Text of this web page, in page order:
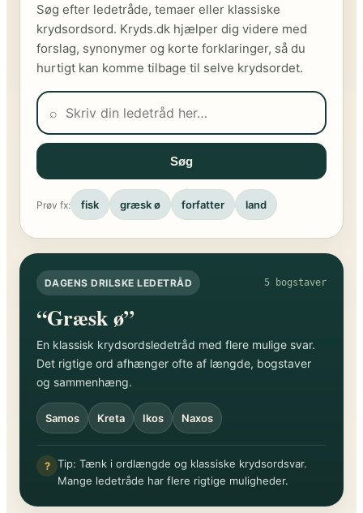
Søg efter ledetråde, temaer eller klassiske
krydsordsord. Kryds.dk hjælper dig videre med
forslag, synonymer og korte forklaringer, så du
hurtigt kan komme tilbage til selve krydsordet.
⌕
Søg
Prøv fx: fisk græsk ø forfatter land
DAGENS DRILSKE LEDETRÅD 5 bogstaver
“Græsk ø”
En klassisk krydsordsledetråd med flere mulige svar.
Det rigtige ord afhænger ofte af længde, bogstaver
og sammenhæng.
Samos Kreta Ikos Naxos
? Tip: Tænk i ordlængde og klassiske krydsordsvar.
Mange ledetråde har flere rigtige muligheder.